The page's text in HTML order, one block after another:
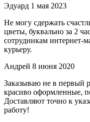
Эдуард 1 мая 2023
Не могу сдержать
цветы, буквально за 2
сотрудникам интернет-
курьеру.
Андрей 8 июня 2020
Заказываю не в первый
красиво оформленные,
Доставляют точно к
работу!